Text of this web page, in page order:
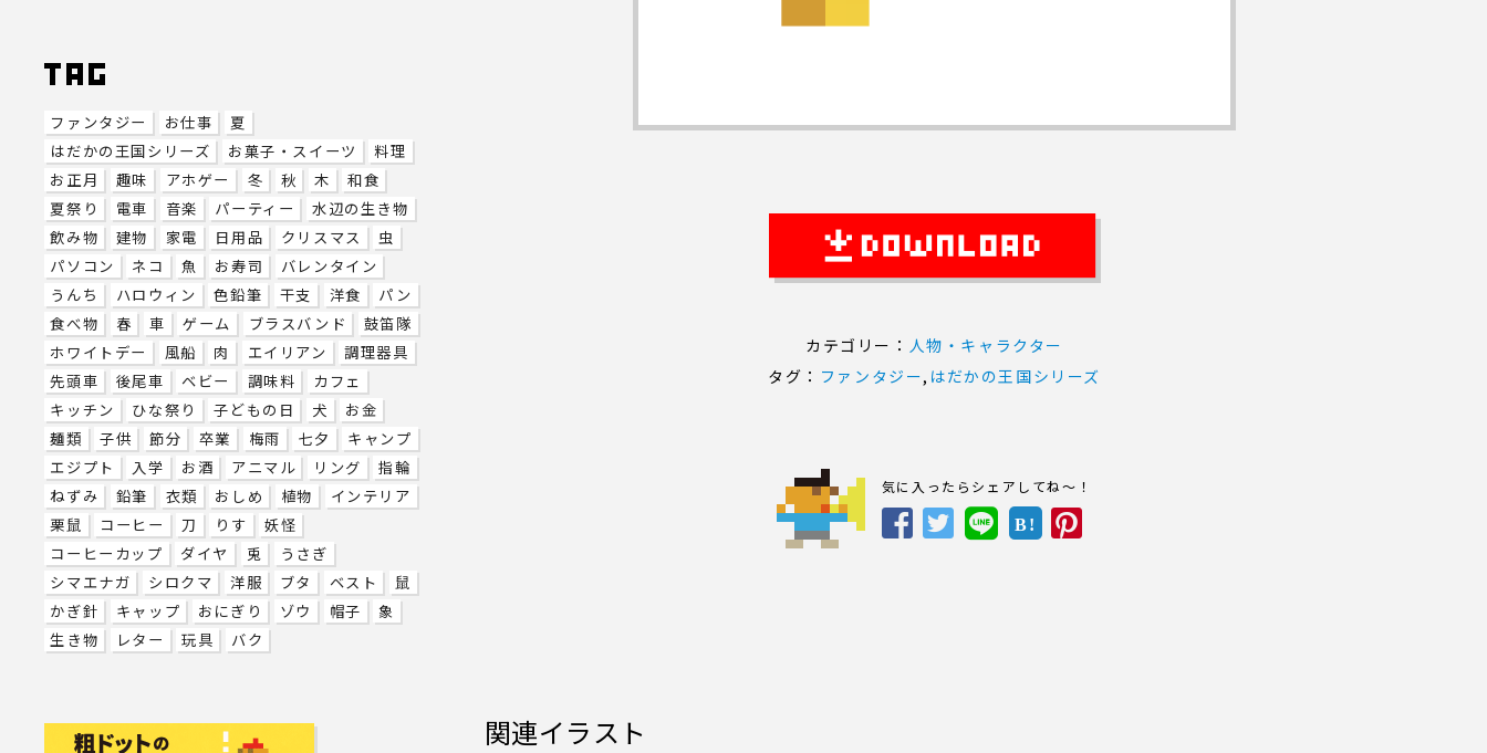
ファンタジー お仕事
夏
はだかの王国シリーズ
お菓子・スイーツ
料理
お正月
趣味 アホゲー 冬 秋 木
和食
夏祭り
電車 音楽 パーティー
水辺の生き物
飲み物
建物 家電 日用品 クリスマス
虫
パソコン
ネコ 魚 お寿司
バレンタイン
うんち
ハロウィン 色鉛筆 干支 洋食
パン
食べ物
春 車 ゲーム ブラスバンド
鼓笛隊
ホワイトデー
風船 肉 エイリアン
調理器具
先頭車
後尾車 ベビー 調味料
カフェ
キッチン
ひな祭り 子どもの日 犬
お金
麺類
子供 節分 卒業 梅雨 七夕
キャンプ
エジプト
入学 お酒 アニマル リング
指輪
ねずみ
鉛筆 衣類 おしめ 植物
インテリア
栗鼠
コーヒー 刀 りす
妖怪
コーヒーカップ
ダイヤ 兎
うさぎ
シマエナガ
シロクマ 洋服 ブタ ベスト
鼠
かぎ針
キャップ おにぎり ゾウ 帽子
象
生き物
レター 玩具 バク
カテゴリー： 人物・キャラクター
タグ： ファンタジー, はだかの王国シリーズ
気に入ったらシェアしてね～！
B!
関連イラスト